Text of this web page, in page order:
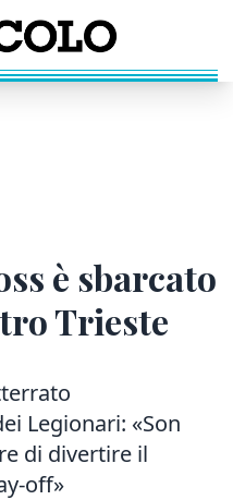
è sbarcato
Trieste
Legionari: «Son
di divertire il
off»